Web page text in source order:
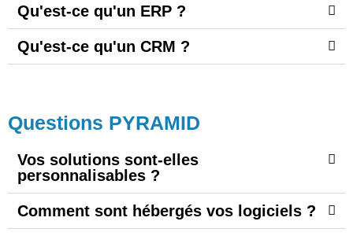
Qu'est-ce qu'un ERP ?
Qu'est-ce qu'un CRM ?
Questions PYRAMID
Vos solutions sont-elles
personnalisables ?
Comment sont hébergés vos logiciels ?